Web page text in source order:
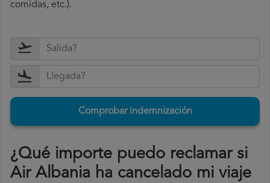
comidas, etc.).
Comprobar indemnización
¿Qué importe puedo reclamar si
Air Albania ha cancelado mi viaje